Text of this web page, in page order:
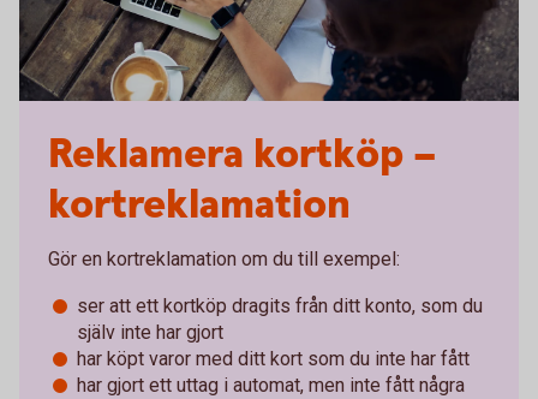
Reklamera kortköp –
kortreklamation
Gör en kortreklamation om du till exempel:
ser att ett kortköp dragits från ditt konto, som du
själv inte har gjort
har köpt varor med ditt kort som du inte har fått
har gjort ett uttag i automat, men inte fått några